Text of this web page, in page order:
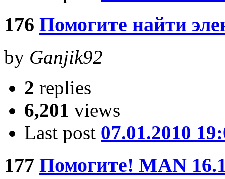
176 Помогите найти
by Ganjik92
2 replies
6,201 views
Last post 07.01.2010
177 Помогите! MAN